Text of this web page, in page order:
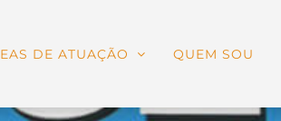
DE ATUAÇÃO QUEM SOU